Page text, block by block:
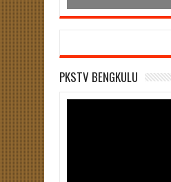
PKSTV BENGKULU